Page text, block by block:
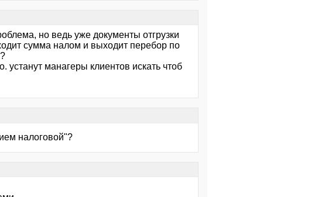
но ведь уже документы отгрузки
сумма налом и выходит перебор по
устанут манагеры клиентов искать чтоб
налоговой"?